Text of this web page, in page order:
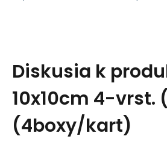
Diskusia k
10x10cm 4-vrst.
(4boxy/kart)